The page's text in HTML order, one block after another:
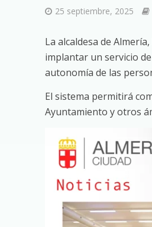
25 septiembre, 2025
La alcaldesa de
implantar un servicio
autonomía de las
El sistema permitirá
Ayuntamiento y otros